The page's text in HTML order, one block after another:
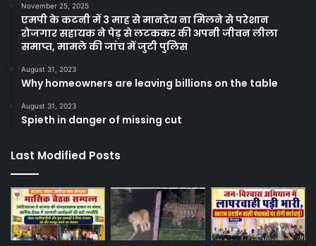
November 25, 2025
एमपी के कटनी में 3 माह से मानदेय ना मिलने से परेशान
रोजगार सहायक ने पेड़ से लटककर की अपनी जीवन लीला
समाप्त, मामले की जांच में जुटी पुलिस
August 31, 2023
Why homeowners are leaving billions on the table
August 31, 2023
Spieth in danger of missing cut
Last Modified Posts